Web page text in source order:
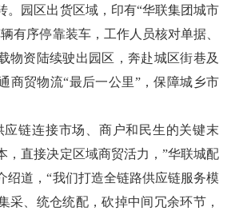
。园区出货区域，印有“华联集团城市
有序停靠装车，工作人员核对单据、
物资陆续驶出园区，奔赴城区街巷及
商贸物流“最后一公里”，保障城乡市
应链连接市场、商户和民生的关键末
，直接决定区域商贸活力，”华联城配
绍道，“我们打造全链路供应链服务模
采、统仓统配，砍掉中间冗余环节，